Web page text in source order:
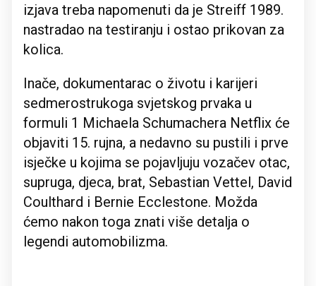
izjava treba napomenuti da je Streiff 1989.
nastradao na testiranju i ostao prikovan za
kolica.
Inače, dokumentarac o životu i karijeri
sedmerostrukoga svjetskog prvaka u
formuli 1 Michaela Schumachera Netflix će
objaviti 15. rujna, a nedavno su pustili i prve
isječke u kojima se pojavljuju vozačev otac,
supruga, djeca, brat, Sebastian Vettel, David
Coulthard i Bernie Ecclestone. Možda
ćemo nakon toga znati više detalja o
legendi automobilizma.